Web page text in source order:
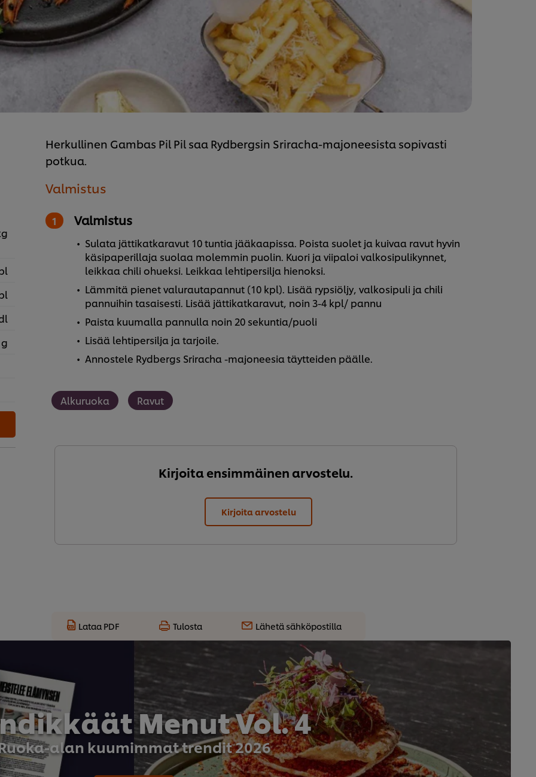
Herkullinen Gambas Pil Pil saa Rydbergsin Sriracha-majoneesista sopivasti
potkua.
Valmistus
Valmistus
Sulata jättikatkaravut 10 tuntia jääkaapissa. Poista suolet ja kuivaa ravut hyvin
käsipaperillaja suolaa molemmin puolin. Kuori ja viipaloi valkosipulikynnet,
leikkaa chili ohueksi. Leikkaa lehtipersilja hienoksi.
Lämmitä pienet valurautapannut (10 kpl). Lisää rypsiöljy, valkosipuli ja chili
pannuihin tasaisesti. Lisää jättikatkaravut, noin 3-4 kpl/ pannu
Paista kuumalla pannulla noin 20 sekuntia/puoli
Lisää lehtipersilja ja tarjoile.
Annostele Rydbergs Sriracha -majoneesia täytteiden päälle.
Alkuruoka Ravut
Kirjoita ensimmäinen arvostelu.
Kirjoita arvostelu
Lataa PDF Tulosta Lähetä sähköpostilla
Menut Vol. 4
alan kuumimmat trendit 2026